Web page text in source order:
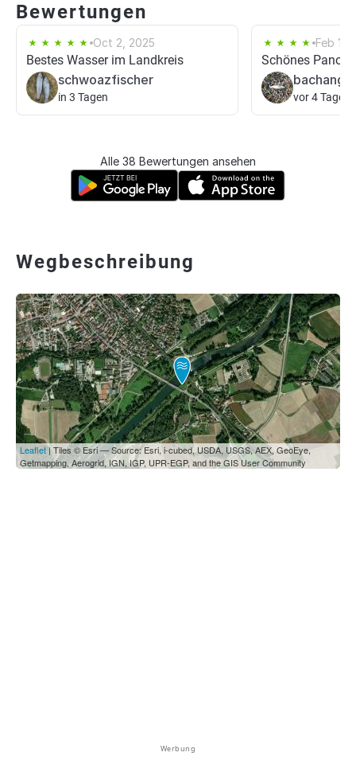
Bewertungen
Oct 2, 2025
Bestes Wasser im Landkreis
schwoazfischer
in 3 Tagen
Feb 11,
Schönes
vor 4 Tagen
Alle 38 Bewertungen ansehen
Wegbeschreibung
Leaflet| Tiles © Esri — Source: Esri, i-cubed, USDA, USGS, AEX, GeoEye,
Getmapping, Aerogrid, IGN, IGP, UPR-EGP, and the GIS User Community
Werbung